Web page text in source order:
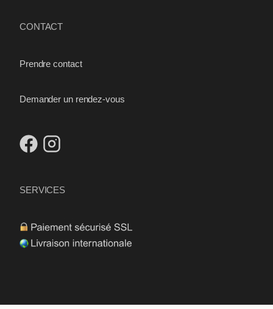
CONTACT
Prendre contact
Demander un rendez-vous
SERVICES